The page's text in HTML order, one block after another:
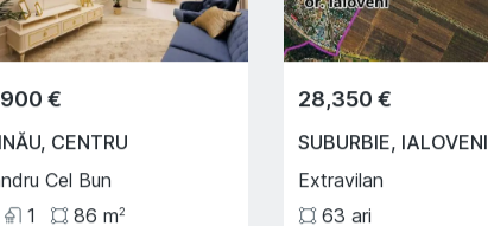
Trade-In
Cu ajutorului programului
cumpărați acest apartament în
creditului ipotecar
Deplasarea cu transportul
€
, CENTRU
Cel Bun
1 86 m2
28,350 €
SUBURBIE, IALOVENI
Extravilan
63 ari